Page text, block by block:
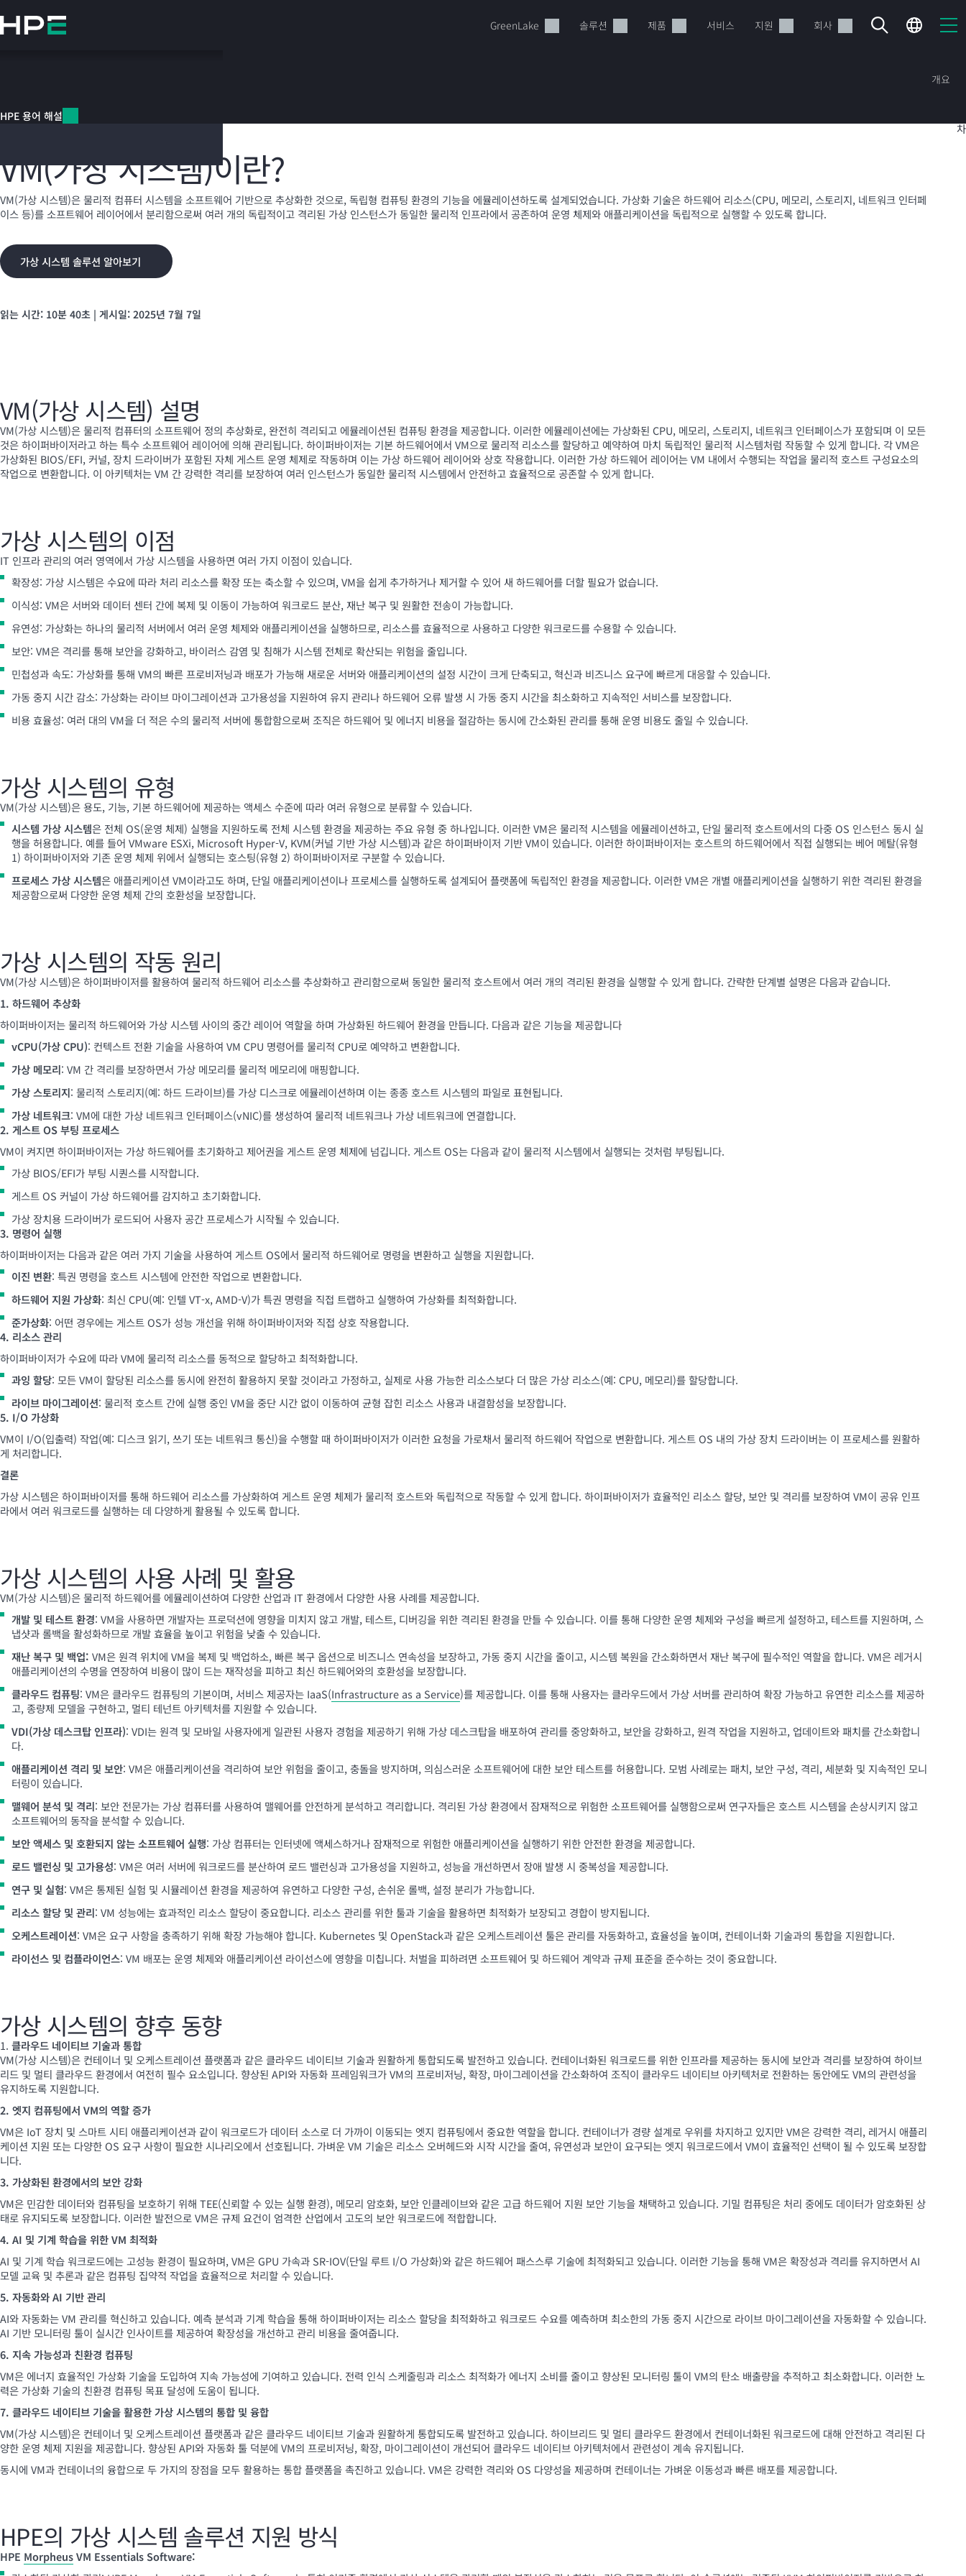
요
너
GreenLake 솔루션 제품 서비스 지원 회사
현재 장바구니가 비어있습니다
개요
HPE 용어 해설
VM(가상 시스템)이란?
VM(가상 시스템)은 물리적 컴퓨터 시스템을 소프트웨어 기반으로 추상화한 것으로, 독립형 컴퓨팅 환경의 기능을 에뮬레이션하도록 설계되었습니다. 가상화 기술은 하드웨어 리소스(CPU, 메모리, 스토리지, 네트워크 인터페
이스 등)를 소프트웨어 레이어에서 분리함으로써 여러 개의 독립적이고 격리된 가상 인스턴스가 동일한 물리적 인프라에서 공존하여 운영 체제와 애플리케이션을 독립적으로 실행할 수 있도록 합니다.
가상 시스템 솔루션 알아보기
읽는 시간: 10분 40초 | 게시일: 2025년 7월 7일
차
VM(가상 시스템) 설명
VM(가상 시스템)은 물리적 컴퓨터의 소프트웨어 정의 추상화로, 완전히 격리되고 에뮬레이션된 컴퓨팅 환경을 제공합니다. 이러한 에뮬레이션에는 가상화된 CPU, 메모리, 스토리지, 네트워크 인터페이스가 포함되며 이 모든
것은 하이퍼바이저라고 하는 특수 소프트웨어 레이어에 의해 관리됩니다. 하이퍼바이저는 기본 하드웨어에서 VM으로 물리적 리소스를 할당하고 예약하여 마치 독립적인 물리적 시스템처럼 작동할 수 있게 합니다. 각 VM은
가상화된 BIOS/EFI, 커널, 장치 드라이버가 포함된 자체 게스트 운영 체제로 작동하며 이는 가상 하드웨어 레이어와 상호 작용합니다. 이러한 가상 하드웨어 레이어는 VM 내에서 수행되는 작업을 물리적 호스트 구성요소의
작업으로 변환합니다. 이 아키텍처는 VM 간 강력한 격리를 보장하여 여러 인스턴스가 동일한 물리적 시스템에서 안전하고 효율적으로 공존할 수 있게 합니다.
가상 시스템의 이점
IT 인프라 관리의 여러 영역에서 가상 시스템을 사용하면 여러 가지 이점이 있습니다.
확장성: 가상 시스템은 수요에 따라 처리 리소스를 확장 또는 축소할 수 있으며, VM을 쉽게 추가하거나 제거할 수 있어 새 하드웨어를 더할 필요가 없습니다.
이식성: VM은 서버와 데이터 센터 간에 복제 및 이동이 가능하여 워크로드 분산, 재난 복구 및 원활한 전송이 가능합니다.
유연성: 가상화는 하나의 물리적 서버에서 여러 운영 체제와 애플리케이션을 실행하므로, 리소스를 효율적으로 사용하고 다양한 워크로드를 수용할 수 있습니다.
보안: VM은 격리를 통해 보안을 강화하고, 바이러스 감염 및 침해가 시스템 전체로 확산되는 위험을 줄입니다.
민첩성과 속도: 가상화를 통해 VM의 빠른 프로비저닝과 배포가 가능해 새로운 서버와 애플리케이션의 설정 시간이 크게 단축되고, 혁신과 비즈니스 요구에 빠르게 대응할 수 있습니다.
가동 중지 시간 감소: 가상화는 라이브 마이그레이션과 고가용성을 지원하여 유지 관리나 하드웨어 오류 발생 시 가동 중지 시간을 최소화하고 지속적인 서비스를 보장합니다.
비용 효율성: 여러 대의 VM을 더 적은 수의 물리적 서버에 통합함으로써 조직은 하드웨어 및 에너지 비용을 절감하는 동시에 간소화된 관리를 통해 운영 비용도 줄일 수 있습니다.
가상 시스템의 유형
VM(가상 시스템)은 용도, 기능, 기본 하드웨어에 제공하는 액세스 수준에 따라 여러 유형으로 분류할 수 있습니다.
시스템 가상 시스템은 전체 OS(운영 체제) 실행을 지원하도록 전체 시스템 환경을 제공하는 주요 유형 중 하나입니다. 이러한 VM은 물리적 시스템을 에뮬레이션하고, 단일 물리적 호스트에서의 다중 OS 인스턴스 동시 실
행을 허용합니다. 예를 들어 VMware ESXi, Microsoft Hyper-V, KVM(커널 기반 가상 시스템)과 같은 하이퍼바이저 기반 VM이 있습니다. 이러한 하이퍼바이저는 호스트의 하드웨어에서 직접 실행되는 베어 메탈(유형
1) 하이퍼바이저와 기존 운영 체제 위에서 실행되는 호스팅(유형 2) 하이퍼바이저로 구분할 수 있습니다.
프로세스 가상 시스템은 애플리케이션 VM이라고도 하며, 단일 애플리케이션이나 프로세스를 실행하도록 설계되어 플랫폼에 독립적인 환경을 제공합니다. 이러한 VM은 개별 애플리케이션을 실행하기 위한 격리된 환경을
제공함으로써 다양한 운영 체제 간의 호환성을 보장합니다.
가상 시스템의 작동 원리
VM(가상 시스템)은 하이퍼바이저를 활용하여 물리적 하드웨어 리소스를 추상화하고 관리함으로써 동일한 물리적 호스트에서 여러 개의 격리된 환경을 실행할 수 있게 합니다. 간략한 단계별 설명은 다음과 같습니다.
1. 하드웨어 추상화
하이퍼바이저는 물리적 하드웨어와 가상 시스템 사이의 중간 레이어 역할을 하며 가상화된 하드웨어 환경을 만듭니다. 다음과 같은 기능을 제공합니다
vCPU(가상 CPU): 컨텍스트 전환 기술을 사용하여 VM CPU 명령어를 물리적 CPU로 예약하고 변환합니다.
가상 메모리: VM 간 격리를 보장하면서 가상 메모리를 물리적 메모리에 매핑합니다.
가상 스토리지: 물리적 스토리지(예: 하드 드라이브)를 가상 디스크로 에뮬레이션하며 이는 종종 호스트 시스템의 파일로 표현됩니다.
가상 네트워크: VM에 대한 가상 네트워크 인터페이스(vNIC)를 생성하여 물리적 네트워크나 가상 네트워크에 연결합니다.
2. 게스트 OS 부팅 프로세스
VM이 켜지면 하이퍼바이저는 가상 하드웨어를 초기화하고 제어권을 게스트 운영 체제에 넘깁니다. 게스트 OS는 다음과 같이 물리적 시스템에서 실행되는 것처럼 부팅됩니다.
가상 BIOS/EFI가 부팅 시퀀스를 시작합니다.
게스트 OS 커널이 가상 하드웨어를 감지하고 초기화합니다.
가상 장치용 드라이버가 로드되어 사용자 공간 프로세스가 시작될 수 있습니다.
3. 명령어 실행
하이퍼바이저는 다음과 같은 여러 가지 기술을 사용하여 게스트 OS에서 물리적 하드웨어로 명령을 변환하고 실행을 지원합니다.
이진 변환: 특권 명령을 호스트 시스템에 안전한 작업으로 변환합니다.
하드웨어 지원 가상화: 최신 CPU(예: 인텔 VT-x, AMD-V)가 특권 명령을 직접 트랩하고 실행하여 가상화를 최적화합니다.
준가상화: 어떤 경우에는 게스트 OS가 성능 개선을 위해 하이퍼바이저와 직접 상호 작용합니다.
4. 리소스 관리
하이퍼바이저가 수요에 따라 VM에 물리적 리소스를 동적으로 할당하고 최적화합니다.
과잉 할당: 모든 VM이 할당된 리소스를 동시에 완전히 활용하지 못할 것이라고 가정하고, 실제로 사용 가능한 리소스보다 더 많은 가상 리소스(예: CPU, 메모리)를 할당합니다.
라이브 마이그레이션: 물리적 호스트 간에 실행 중인 VM을 중단 시간 없이 이동하여 균형 잡힌 리소스 사용과 내결함성을 보장합니다.
5. I/O 가상화
VM이 I/O(입출력) 작업(예: 디스크 읽기, 쓰기 또는 네트워크 통신)을 수행할 때 하이퍼바이저가 이러한 요청을 가로채서 물리적 하드웨어 작업으로 변환합니다. 게스트 OS 내의 가상 장치 드라이버는 이 프로세스를 원활하
게 처리합니다.
결론
가상 시스템은 하이퍼바이저를 통해 하드웨어 리소스를 가상화하여 게스트 운영 체제가 물리적 호스트와 독립적으로 작동할 수 있게 합니다. 하이퍼바이저가 효율적인 리소스 할당, 보안 및 격리를 보장하여 VM이 공유 인프
라에서 여러 워크로드를 실행하는 데 다양하게 활용될 수 있도록 합니다.
가상 시스템의 사용 사례 및 활용
VM(가상 시스템)은 물리적 하드웨어를 에뮬레이션하여 다양한 산업과 IT 환경에서 다양한 사용 사례를 제공합니다.
개발 및 테스트 환경: VM을 사용하면 개발자는 프로덕션에 영향을 미치지 않고 개발, 테스트, 디버깅을 위한 격리된 환경을 만들 수 있습니다. 이를 통해 다양한 운영 체제와 구성을 빠르게 설정하고, 테스트를 지원하며, 스
냅샷과 롤백을 활성화하므로 개발 효율을 높이고 위험을 낮출 수 있습니다.
재난 복구 및 백업: VM은 원격 위치에 VM을 복제 및 백업하소, 빠른 복구 옵션으로 비즈니스 연속성을 보장하고, 가동 중지 시간을 줄이고, 시스템 복원을 간소화하면서 재난 복구에 필수적인 역할을 합니다. VM은 레거시
애플리케이션의 수명을 연장하여 비용이 많이 드는 재작성을 피하고 최신 하드웨어와의 호환성을 보장합니다.
클라우드 컴퓨팅: VM은 클라우드 컴퓨팅의 기본이며, 서비스 제공자는 IaaS(Infrastructure as a Service)를 제공합니다. 이를 통해 사용자는 클라우드에서 가상 서버를 관리하여 확장 가능하고 유연한 리소스를 제공하
고, 종량제 모델을 구현하고, 멀티 테넌트 아키텍처를 지원할 수 있습니다.
VDI(가상 데스크탑 인프라): VDI는 원격 및 모바일 사용자에게 일관된 사용자 경험을 제공하기 위해 가상 데스크탑을 배포하여 관리를 중앙화하고, 보안을 강화하고, 원격 작업을 지원하고, 업데이트와 패치를 간소화합니
다.
애플리케이션 격리 및 보안: VM은 애플리케이션을 격리하여 보안 위험을 줄이고, 충돌을 방지하며, 의심스러운 소프트웨어에 대한 보안 테스트를 허용합니다. 모범 사례로는 패치, 보안 구성, 격리, 세분화 및 지속적인 모니
터링이 있습니다.
맬웨어 분석 및 격리: 보안 전문가는 가상 컴퓨터를 사용하여 맬웨어를 안전하게 분석하고 격리합니다. 격리된 가상 환경에서 잠재적으로 위험한 소프트웨어를 실행함으로써 연구자들은 호스트 시스템을 손상시키지 않고
소프트웨어의 동작을 분석할 수 있습니다.
보안 액세스 및 호환되지 않는 소프트웨어 실행: 가상 컴퓨터는 인터넷에 액세스하거나 잠재적으로 위험한 애플리케이션을 실행하기 위한 안전한 환경을 제공합니다.
로드 밸런싱 및 고가용성: VM은 여러 서버에 워크로드를 분산하여 로드 밸런싱과 고가용성을 지원하고, 성능을 개선하면서 장애 발생 시 중복성을 제공합니다.
연구 및 실험: VM은 통제된 실험 및 시뮬레이션 환경을 제공하여 유연하고 다양한 구성, 손쉬운 롤백, 설정 분리가 가능합니다.
리소스 할당 및 관리: VM 성능에는 효과적인 리소스 할당이 중요합니다. 리소스 관리를 위한 툴과 기술을 활용하면 최적화가 보장되고 경합이 방지됩니다.
오케스트레이션: VM은 요구 사항을 충족하기 위해 확장 가능해야 합니다. Kubernetes 및 OpenStack과 같은 오케스트레이션 툴은 관리를 자동화하고, 효율성을 높이며, 컨테이너화 기술과의 통합을 지원합니다.
라이선스 및 컴플라이언스: VM 배포는 운영 체제와 애플리케이션 라이선스에 영향을 미칩니다. 처벌을 피하려면 소프트웨어 및 하드웨어 계약과 규제 표준을 준수하는 것이 중요합니다.
가상 시스템의 향후 동향
클라우드 네이티브 기술과 통합
VM(가상 시스템)은 컨테이너 및 오케스트레이션 플랫폼과 같은 클라우드 네이티브 기술과 원활하게 통합되도록 발전하고 있습니다. 컨테이너화된 워크로드를 위한 인프라를 제공하는 동시에 보안과 격리를 보장하여 하이브
리드 및 멀티 클라우드 환경에서 여전히 필수 요소입니다. 향상된 API와 자동화 프레임워크가 VM의 프로비저닝, 확장, 마이그레이션을 간소화하여 조직이 클라우드 네이티브 아키텍처로 전환하는 동안에도 VM의 관련성을
유지하도록 지원합니다.
2. 엣지 컴퓨팅에서 VM의 역할 증가
VM은 IoT 장치 및 스마트 시티 애플리케이션과 같이 워크로드가 데이터 소스로 더 가까이 이동되는 엣지 컴퓨팅에서 중요한 역할을 합니다. 컨테이너가 경량 설계로 우위를 차지하고 있지만 VM은 강력한 격리, 레거시 애플리
케이션 지원 또는 다양한 OS 요구 사항이 필요한 시나리오에서 선호됩니다. 가벼운 VM 기술은 리소스 오버헤드와 시작 시간을 줄여, 유연성과 보안이 요구되는 엣지 워크로드에서 VM이 효율적인 선택이 될 수 있도록 보장합
니다.
3. 가상화된 환경에서의 보안 강화
VM은 민감한 데이터와 컴퓨팅을 보호하기 위해 TEE(신뢰할 수 있는 실행 환경), 메모리 암호화, 보안 인클레이브와 같은 고급 하드웨어 지원 보안 기능을 채택하고 있습니다. 기밀 컴퓨팅은 처리 중에도 데이터가 암호화된 상
태로 유지되도록 보장합니다. 이러한 발전으로 VM은 규제 요건이 엄격한 산업에서 고도의 보안 워크로드에 적합합니다.
4. AI 및 기계 학습을 위한 VM 최적화
AI 및 기계 학습 워크로드에는 고성능 환경이 필요하며, VM은 GPU 가속과 SR-IOV(단일 루트 I/O 가상화)와 같은 하드웨어 패스스루 기술에 최적화되고 있습니다. 이러한 기능을 통해 VM은 확장성과 격리를 유지하면서 AI
모델 교육 및 추론과 같은 컴퓨팅 집약적 작업을 효율적으로 처리할 수 있습니다.
5. 자동화와 AI 기반 관리
AI와 자동화는 VM 관리를 혁신하고 있습니다. 예측 분석과 기계 학습을 통해 하이퍼바이저는 리소스 할당을 최적화하고 워크로드 수요를 예측하며 최소한의 가동 중지 시간으로 라이브 마이그레이션을 자동화할 수 있습니다.
AI 기반 모니터링 툴이 실시간 인사이트를 제공하여 확장성을 개선하고 관리 비용을 줄여줍니다.
6. 지속 가능성과 친환경 컴퓨팅
VM은 에너지 효율적인 가상화 기술을 도입하여 지속 가능성에 기여하고 있습니다. 전력 인식 스케줄링과 리소스 최적화가 에너지 소비를 줄이고 향상된 모니터링 툴이 VM의 탄소 배출량을 추적하고 최소화합니다. 이러한 노
력은 가상화 기술의 친환경 컴퓨팅 목표 달성에 도움이 됩니다.
7. 클라우드 네이티브 기술을 활용한 가상 시스템의 통합 및 융합
VM(가상 시스템)은 컨테이너 및 오케스트레이션 플랫폼과 같은 클라우드 네이티브 기술과 원활하게 통합되도록 발전하고 있습니다. 하이브리드 및 멀티 클라우드 환경에서 컨테이너화된 워크로드에 대해 안전하고 격리된 다
양한 운영 체제 지원을 제공합니다. 향상된 API와 자동화 툴 덕분에 VM의 프로비저닝, 확장, 마이그레이션이 개선되어 클라우드 네이티브 아키텍처에서 관련성이 계속 유지됩니다.
동시에 VM과 컨테이너의 융합으로 두 가지의 장점을 모두 활용하는 통합 플랫폼을 촉진하고 있습니다. VM은 강력한 격리와 OS 다양성을 제공하며 컨테이너는 가벼운 이동성과 빠른 배포를 제공합니다.
HPE의 가상 시스템 솔루션 지원 방식
HPE MorpheusVM Essentials Software: